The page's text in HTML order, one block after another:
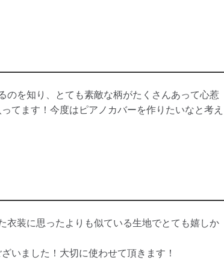
のを知り、とても素敵な柄がたくさんあって心惹
てます！今度はピアノカバーを作りたいなと考え
衣装に思ったよりも似ている生地でとても嬉しか
いました！大切に使わせて頂きます！